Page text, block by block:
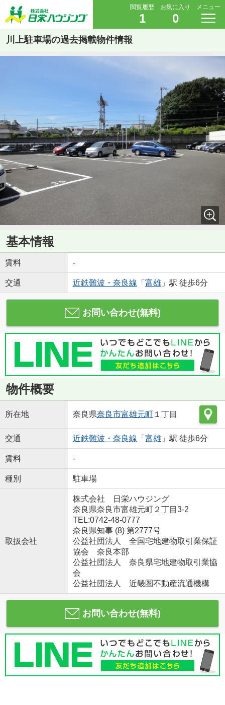
閲覧履歴
1
お気に入り
0
メニュー
川上駐車場の過去掲載物件情報
基本情報
賃料 -
交通 近鉄難波・奈良線 「 富雄」駅 徒歩6分
お問い合わせ(無料)
物件概要
所在地 奈良県奈良市富雄元町１丁目
交通 近鉄難波・奈良線 「 富雄」駅 徒歩6分
賃料 -
種別 駐車場
取扱会社
株式会社 日栄ハウジング
奈良県奈良市富雄元町２丁目3-2
TEL:0742-48-0777
奈良県知事 (8) 第2777号
公益社団法人 全国宅地建物取引業保証
協会 奈良本部
公益社団法人 奈良県宅地建物取引業協
会
公益社団法人 近畿圏不動産流通機構
お問い合わせ(無料)